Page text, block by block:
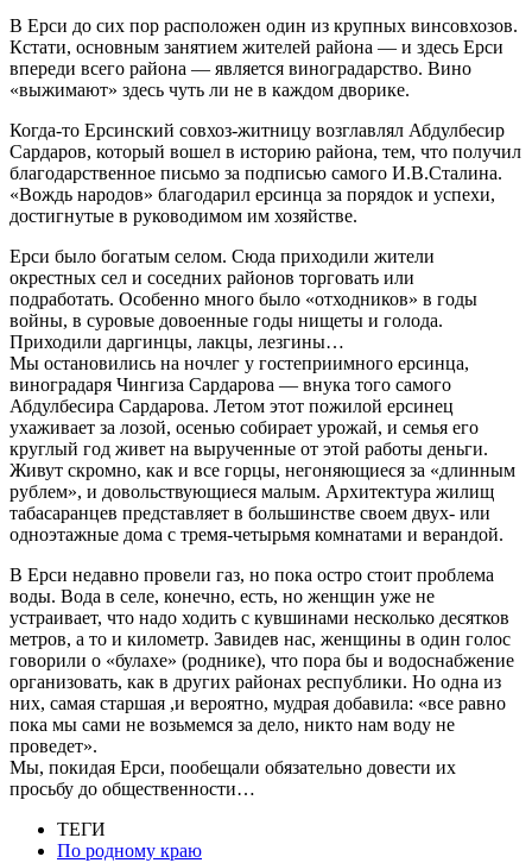
В Ерси до сих пор расположен один из крупных винсовхозов.
Кстати, основным занятием жителей района — и здесь Ерси
впереди всего района — является виноградарство. Вино
«выжимают» здесь чуть ли не в каждом дворике.
Когда-то Ерсинский совхоз-житницу возглавлял Абдулбесир
Сардаров, который вошел в историю района, тем, что получил
благодарственное письмо за подписью самого И.В.Сталина.
«Вождь народов» благодарил ерсинца за порядок и успехи,
достигнутые в руководимом им хозяйстве.
Ерси было богатым селом. Сюда приходили жители
окрестных сел и соседних районов торговать или
подработать. Особенно много было «отходников» в годы
войны, в суровые довоенные годы нищеты и голода.
Приходили даргинцы, лакцы, лезгины…
Мы остановились на ночлег у гостеприимного ерсинца,
виноградаря Чингиза Сардарова — внука того самого
Абдулбесира Сардарова. Летом этот пожилой ерсинец
ухаживает за лозой, осенью собирает урожай, и семья его
круглый год живет на вырученные от этой работы деньги.
Живут скромно, как и все горцы, негоняющиеся за «длинным
рублем», и довольствующиеся малым. Архитектура жилищ
табасаранцев представляет в большинстве своем двух- или
одноэтажные дома с тремя-четырьмя комнатами и верандой.
В Ерси недавно провели газ, но пока остро стоит проблема
воды. Вода в селе, конечно, есть, но женщин уже не
устраивает, что надо ходить с кувшинами несколько десятков
метров, а то и километр. Завидев нас, женщины в один голос
говорили о «булахе» (роднике), что пора бы и водоснабжение
организовать, как в других районах республики. Но одна из
них, самая старшая ,и вероятно, мудрая добавила: «все равно
пока мы сами не возьмемся за дело, никто нам воду не
проведет».
Мы, покидая Ерси, пообещали обязательно довести их
просьбу до общественности…
ТЕГИ
По родному краю